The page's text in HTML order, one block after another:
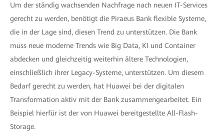
Um der ständig wachsenden Nachfrage nach neuen IT-Services
gerecht zu werden, benötigt die Piraeus Bank flexible Systeme,
die in der Lage sind, diesen Trend zu unterstützen. Die Bank
muss neue moderne Trends wie Big Data, KI und Container
abdecken und gleichzeitig weiterhin ältere Technologien,
einschließlich ihrer Legacy-Systeme, unterstützen. Um diesem
Bedarf gerecht zu werden, hat Huawei bei der digitalen
Transformation aktiv mit der Bank zusammengearbeitet. Ein
Beispiel hierfür ist der von Huawei bereitgestellte All-Flash-
Storage.